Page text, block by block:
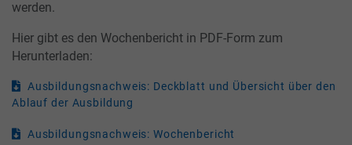
werden.
Hier gibt es den Wochenbericht in PDF-Form zum
Herunterladen:
Ausbildungsnachweis: Deckblatt und Übersicht über den
Ablauf der Ausbildung
Ausbildungsnachweis: Wochenbericht